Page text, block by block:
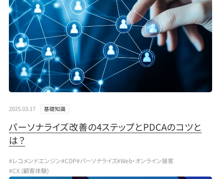
2025.03.17 基礎知識
パーソナライズ改善の4ステップとPDCAのコツと
は？
#レコメンドエンジン#CDP#パーソナライズ#Web・オンライン接客
#CX (顧客体験)